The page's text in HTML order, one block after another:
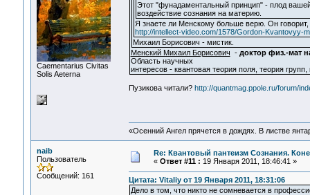
Сaementarius Civitas
Solis Aeterna
Этот "фунадаментальный принцип" - плод
воздействие сознания на материю.
Я знаете ли Менскому больше верю. Он говорит,
http://intellect-video.com/1578/Gordon-Kvantovyy-
Михаил Борисович - мистик.
Менский Михаил Борисович - доктор физ.-мат
Область научных
интересов - квантовая теория поля, теория
Пузикова читали? http://quantmag.ppole.ru/forum/
«Осенний Ангел прячется в дождях. В листве
naib
Пользователь
Сообщений: 161
Re: Квантовый пантеизм Сознания.
« Ответ #11 : 19 Января 2011, 18:46:41 »
Цитата: Vitaliy от 19 Января 2011, 18:31:06
Дело в том, что никто не сомневается в